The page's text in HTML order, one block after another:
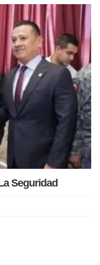
Seguridad